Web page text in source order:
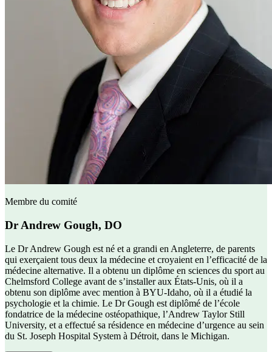
Membre du comité
Dr Andrew Gough, DO
Le Dr Andrew Gough est né et a grandi en Angleterre, de parents
qui exerçaient tous deux la médecine et croyaient en l’efficacité de la
médecine alternative. Il a obtenu un diplôme en sciences du sport au
Chelmsford College avant de s’installer aux États-Unis, où il a
obtenu son diplôme avec mention à BYU-Idaho, où il a étudié la
psychologie et la chimie. Le Dr Gough est diplômé de l’école
fondatrice de la médecine ostéopathique, l’Andrew Taylor Still
University, et a effectué sa résidence en médecine d’urgence au sein
du St. Joseph Hospital System à Détroit, dans le Michigan.